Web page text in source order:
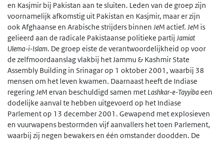
en Kasjmir bij Pakistan aan te sluiten. Leden van de groep zijn
voornamelijk afkomstig uit Pakistan en Kasjmir, maar er zijn
ook Afghaanse en Arabische strijders binnen JeM actief. JeM is
gelieerd aan de radicale Pakistaanse politieke partij Jamiat
Ulema-i-Islam. De groep eiste de verantwoordelijkheid op voor
de zelfmoordaanslag vlakbij het Jammu & Kashmir State
Assembly Building in Srinagar op 1 oktober 2001, waarbij 38
mensen om het leven kwamen. Daarnaast heeft de Indiase
regeringJeM ervan beschuldigd samen met Lashkar-e-Tayyibaeen
dodelijke aanval te hebben uitgevoerd op het Indiase
Parlement op 13 december 2001. Gewapend met explosieven
en vuurwapens bestormden vijf aanvallers het toen Parlement,
waarbij zij negen bewakers en één omstander doodden. De